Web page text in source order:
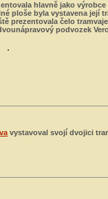
hlavně jako výrobce
ploše byla vystavena její
prezentovala čelo
podvozek
vystavoval svojí dvojici